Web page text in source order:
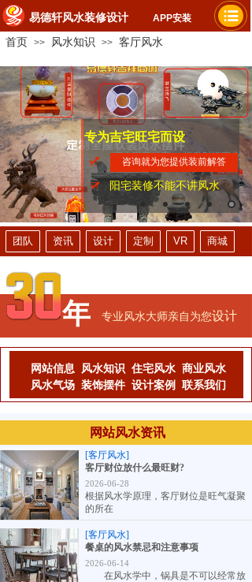
易德轩风水装修设计 APP安装
首页 >> 风水知识 >> 客厅风水
专为吉宅旺宅而设
家人平安健康 提升财运事业
咨询就为您提供装前解答
阳宅装修不能不讲风水
团队 资讯 设计 定制 VR 商城
年 专业风水大师亲自为您设计
网站信息 风水知识 住宅风水 商业风水
风水气场 装饰摆件 设计案例 联系我们
[客厅风水]
客厅财位放什么最旺财?
2026-06-28
根据风水学原理，客厅财位是旺气凝聚
的所在
[客厅风水]
餐桌的风水禁忌和注意事项
2026-06-14
在风水学中，锅具是不可以经常放
网站风水资讯